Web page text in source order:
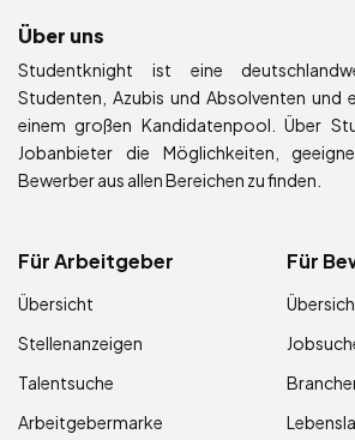
Über uns
Studentknight ist eine
Studenten, Azubis und Absolventen und
einem großen Kandidatenpool. Über
Jobanbieter die Möglichkeiten,
Bewerber aus allen Bereichen zu finden.
Für Arbeitgeber
Übersicht
Stellenanzeigen
Talentsuche
Arbeitgebermarke
Für